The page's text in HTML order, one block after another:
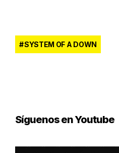
SYSTEM OF A DOWN
Síguenos en Youtube